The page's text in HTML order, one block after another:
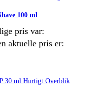
100 ml
pris var:
aktuelle pris er:
Hurtigt Overblik